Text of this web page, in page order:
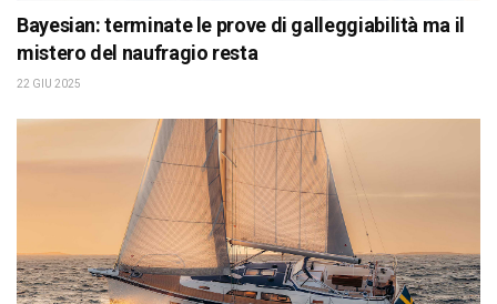
Bayesian: terminate le prove di galleggiabilità ma il
mistero del naufragio resta
22 GIU 2025